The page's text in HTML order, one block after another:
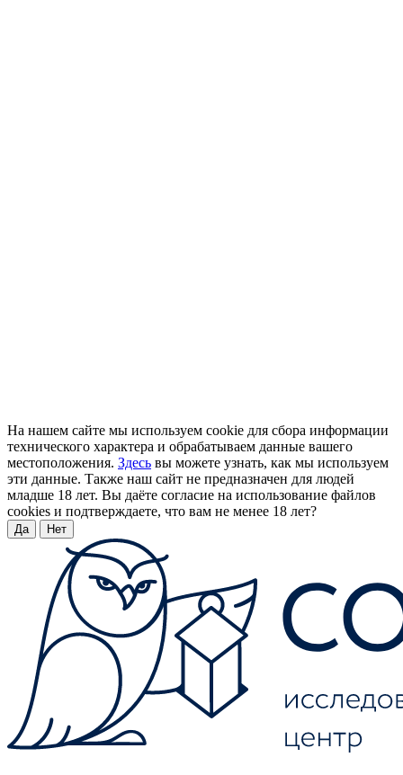
На нашем сайте мы используем cookie для сбора информации
технического характера и обрабатываем данные вашего
местоположения. Здесь вы можете узнать, как мы используем
эти данные. Также наш сайт не предназначен для людей
младше 18 лет. Вы даёте согласие на использование файлов
cookies и подтверждаете, что вам не менее 18 лет?
Да Нет